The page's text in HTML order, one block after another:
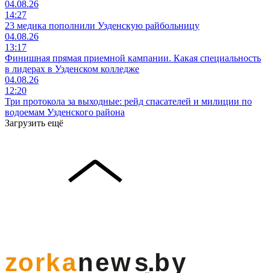
04.08.26
14:27
23 медика пополнили Узденскую райбольницу
04.08.26
13:17
Финишная прямая приемной кампании. Какая специальность
в лидерах в Узденском колледже
04.08.26
12:20
Три протокола за выходные: рейд спасателей и милиции по
водоемам Узденского района
Загрузить ещё